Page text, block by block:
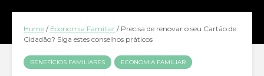
Home / Economia Familiar / Precisa de renovar o seu Cartão de
Cidadão? Siga estes conselhos práticos
BENEFÍCIOS FAMILIARES ECONOMIA FAMILIAR